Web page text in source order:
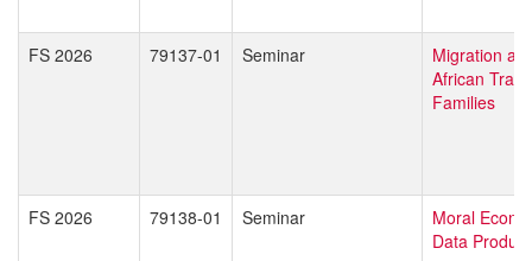
FS 2026 79137-01 Seminar
Migration
African
Families
FS 2026 79138-01 Seminar
Moral
Data